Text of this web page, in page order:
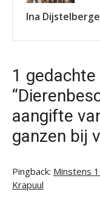
Ina Dijstelberge
1
aangifte
ganzen bij
Pingback: Minstens
Krapuul